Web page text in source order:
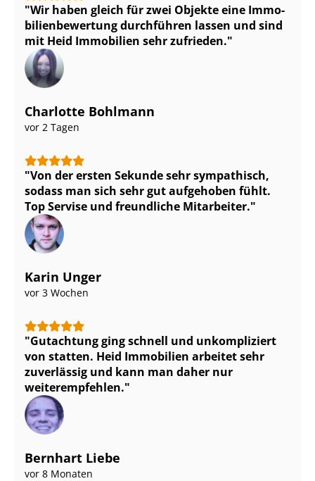
Wir haben gleich für zwei Objekte eine Im­mo­
bi­li­en­be­wer­tung durchführen lassen und sind
mit Heid Immobilien sehr zufrieden.
Charlotte Bohlmann
vor 2 Tagen
Von der ersten Sekunde sehr sympathisch,
sodass man sich sehr gut aufgehoben fühlt.
Top Servise und freundliche Mitarbeiter.
Karin Unger
vor 3 Wochen
Gutachtung ging schnell und unkompliziert
von statten. Heid Immobilien arbeitet sehr
zuverlässig und kann man daher nur
weiterempfehlen.
Bernhart Liebe
vor 8 Monaten